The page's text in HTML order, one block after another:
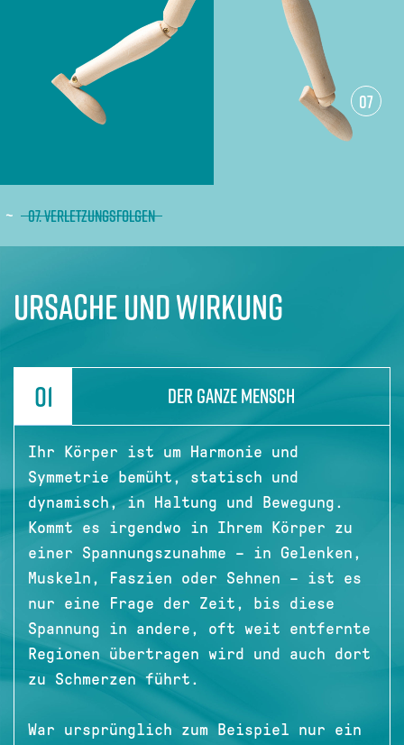
07
~ 07. VERLETZUNGSFOLGEN
Ursache und Wirkung
01 DER GANZE MENSCH
Ihr Körper ist um Harmonie und
Symmetrie bemüht, statisch und
dynamisch, in Haltung und Bewegung.
Kommt es irgendwo in Ihrem Körper zu
einer Spannungszunahme – in Gelenken,
Muskeln, Faszien oder Sehnen – ist es
nur eine Frage der Zeit, bis diese
Spannung in andere, oft weit entfernte
Regionen übertragen wird und auch dort
zu Schmerzen führt.
War ursprünglich zum Beispiel nur ein